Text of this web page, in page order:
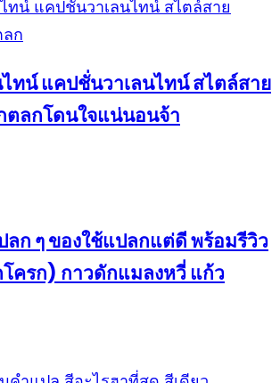
ไทน์ แคปชั่นวาเลนไทน์ สไตล์สาย
ตลกโดนใจแน่นอนจ้า
ลก ๆ ของใช้แปลกแต่ดี พร้อมรีวิว
ครก) กาวดักแมลงหวี่ แก้ว